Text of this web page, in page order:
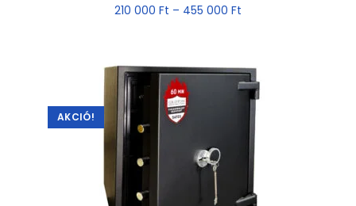
210 000 Ft – 455 000 Ft
AKCIÓ!